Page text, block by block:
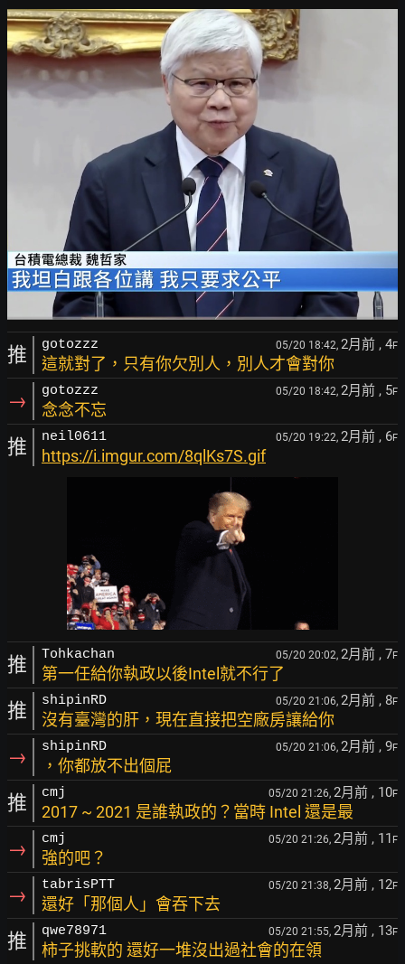
推 gotozzz 05/20 18:42, 2月前 , 4F
這就對了，只有你欠別人，別人才會對你
→ gotozzz 05/20 18:42, 2月前 , 5F
念念不忘
推 neil0611 05/20 19:22, 2月前 , 6F
https://i.imgur.com/8qlKs7S.gif
推 Tohkachan 05/20 20:02, 2月前 , 7F
第一任給你執政以後Intel就不行了
推 shipinRD 05/20 21:06, 2月前 , 8F
沒有臺灣的肝，現在直接把空廠房讓給你
→ shipinRD 05/20 21:06, 2月前 , 9F
，你都放不出個屁
推 cmj 05/20 21:26, 2月前 , 10F
2017 ~ 2021 是誰執政的？當時 Intel 還是最
→ cmj 05/20 21:26, 2月前 , 11 F
強的吧？
→ tabrisPTT 05/20 21:38, 2月前 , 12F
還好「那個人」會吞下去
推 qwe78971 05/20 21:55, 2月前 , 13F
柿子挑軟的 還好一堆沒出過社會的在領